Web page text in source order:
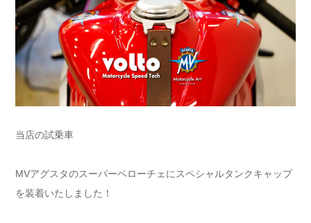
当店の試乗車
MVアグスタのスーパーベローチェにスペシャルタンクキャップ
を装着いたしました！